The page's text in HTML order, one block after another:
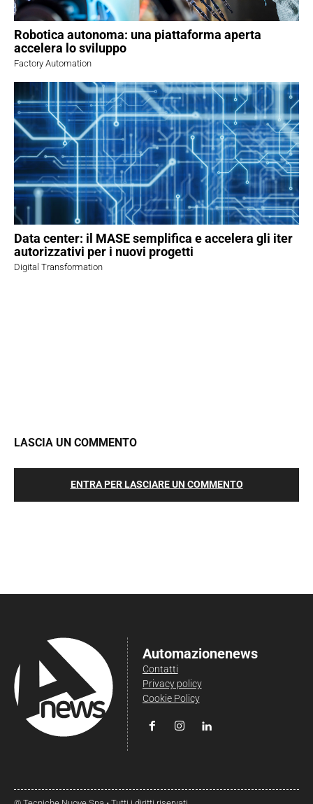
Robotica autonoma: una piattaforma aperta
accelera lo sviluppo
Factory Automation
Data center: il MASE semplifica e accelera gli iter
autorizzativi per i nuovi progetti
Digital Transformation
LASCIA UN COMMENTO
ENTRA PER LASCIARE UN COMMENTO
Automazionenews
Contatti
Privacy policy
Cookie Policy